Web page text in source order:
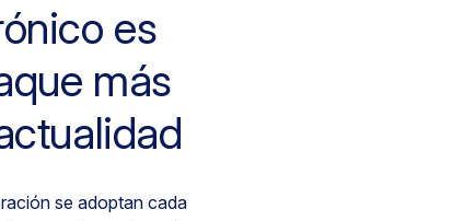
es
más
se adoptan cada